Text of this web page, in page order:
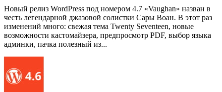
Новый релиз WordPress под номером 4.7 «Vaughan» назван в
честь легендарной джазовой солистки Сары Воан. В этот раз
изменений много: свежая тема Twenty Seventeen, новые
возможности кастомайзера, предпросмотр PDF, выбор языка
админки, пачка полезный из...